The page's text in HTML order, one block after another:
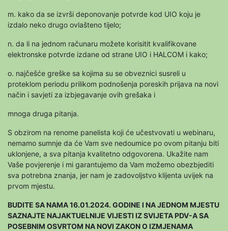
m. kako da se izvrši deponovanje potvrde kod UIO koju je
izdalo neko drugo ovlašteno tijelo;
n. da li na jednom računaru možete korisitit kvalifikovane
elektronske potvrde izdane od strane UIO i HALCOM i kako;
o. najčešće greške sa kojima su se obveznici susreli u
proteklom periodu prilikom podnošenja poreskih prijava na novi
način i savjeti za izbjegavanje ovih grešaka i
mnoga druga pitanja.
S obzirom na renome panelista koji će učestvovati u webinaru,
nemamo sumnje da će Vam sve nedoumice po ovom pitanju biti
uklonjene, a sva pitanja kvalitetno odgovorena. Ukažite nam
Vaše povjerenje i mi garantujemo da Vam možemo obezbjediti
sva potrebna znanja, jer nam je zadovoljstvo klijenta uvijek na
prvom mjestu.
BUDITE SA NAMA 16.01.2024. GODINE I NA JEDNOM MJESTU
SAZNAJTE NAJAKTUELNIJE VIJESTI IZ SVIJETA PDV-A SA
POSEBNIM OSVRTOM NA NOVI ZAKON O IZMJENAMA